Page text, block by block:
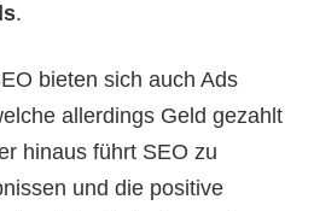
.
bieten sich auch Ads
allerdings Geld gezahlt
hinaus führt SEO zu
und die positive